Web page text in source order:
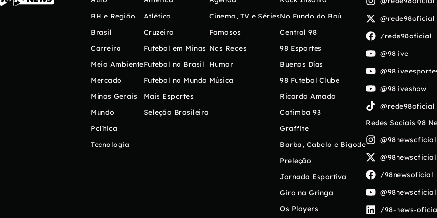
BH e Região
Brasil
Carreira
Meio Ambiente
Mercado
Minas Gerais
Mundo
Política
Tecnologia
Atlético
Cruzeiro
Futebol em Minas
Futebol no Brasil
Futebol no Mundo
Mais Esportes
Seleção Brasileira
Cinema, TV e Séries
Famosos
Nas Redes
Humor
Música
No Fundo do Baú
Central 98
98 Esportes
Buenos Días
98 Futebol Clube
Ricardo Amado
Catimba 98
Graffite
Barba, Cabelo e Bigode
Preleção
Jornada Esportiva
Giro na Gringa
Os Players
@rede98oficial
/rede98oficial
@98live
@98liveshow
@rede98oficial
Redes Sociais 98
@98newsoficial
@98newsoficial
/98newsoficial
@98newsoficial
/98-news-